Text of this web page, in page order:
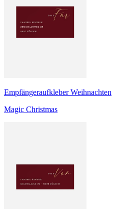
Empfängeraufkleber Weihnachten
Magic Christmas